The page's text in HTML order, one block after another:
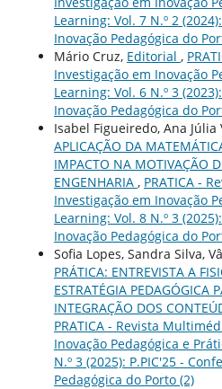
Learning: Vol. 7 N.º 2
Inovação Pedagógica do
Mário Cruz, Editorial ,
Investigação em Inovação
Learning: Vol. 6 N.º 3
Inovação Pedagógica do
Isabel Figueiredo, Ana
APLICAÇÃO DA
IMPACTO NA MOTIVAÇÃO
ENGENHARIA , PRATICA -
Investigação em Inovação
Learning: Vol. 8 N.º 3
Inovação Pedagógica do
Sofia Lopes, Sandra Silva,
PRÁTICA: ENTREVISTA A
ESTRATÉGIA PEDAGÓGICA
INTEGRAÇÃO DOS
PRATICA - Revista
Inovação Pedagógica e
N.º 3 (2025): P.PIC'25 -
Pedagógica do Porto (2)